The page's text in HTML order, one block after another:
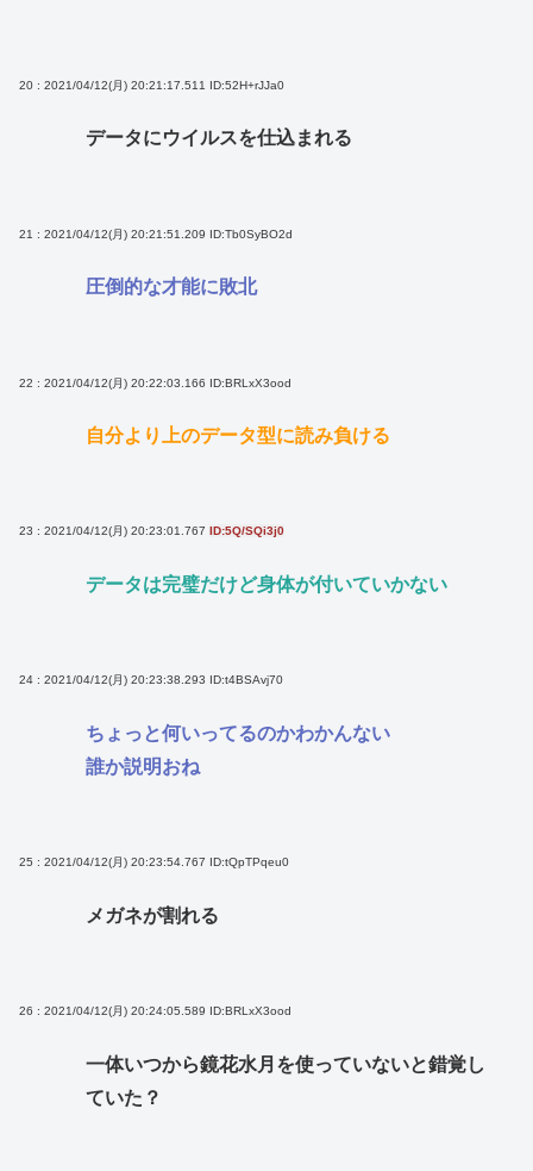
20 : 2021/04/12(月) 20:21:17.511 ID:52H+rJJa0
データにウイルスを仕込まれる
21 : 2021/04/12(月) 20:21:51.209 ID:Tb0SyBO2d
圧倒的な才能に敗北
22 : 2021/04/12(月) 20:22:03.166 ID:BRLxX3ood
自分より上のデータ型に読み負ける
23 : 2021/04/12(月) 20:23:01.767 ID:5Q/SQi3j0
データは完璧だけど身体が付いていかない
24 : 2021/04/12(月) 20:23:38.293 ID:t4BSAvj70
ちょっと何いってるのかわかんない
誰か説明おね
25 : 2021/04/12(月) 20:23:54.767 ID:tQpTPqeu0
メガネが割れる
26 : 2021/04/12(月) 20:24:05.589 ID:BRLxX3ood
一体いつから鏡花水月を使っていないと錯覚し
ていた？